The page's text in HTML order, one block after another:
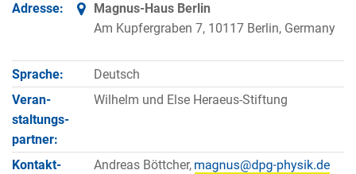
Adresse:
Magnus-Haus Berlin
Am Kupfergraben 7, 10117 Berlin, Germany
Sprache:
Deutsch
Veran­
staltungs­
partner:
Wilhelm und Else Heraeus-Stiftung
Kontakt­
Andreas Böttcher,